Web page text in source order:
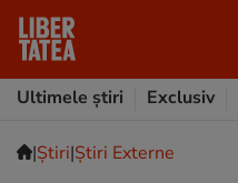
Ultimele știri
Exclusiv
|Ştiri|Știri Externe